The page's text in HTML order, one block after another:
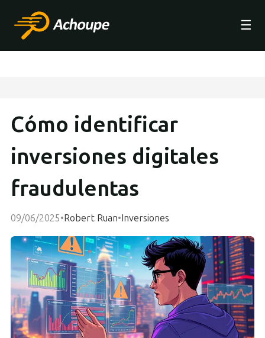
☰
Cómo identificar
inversiones digitales
fraudulentas
09/06/2025•Robert Ruan•Inversiones